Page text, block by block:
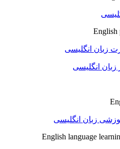
English
زبان انگلیسی
انگلیسی
زبان انگلیسی
English language